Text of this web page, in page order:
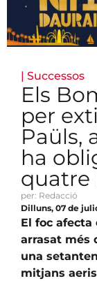
| Successos
Els
per
Paüls,
ha
quatre
per: Redacció
Dilluns, 07 de
El foc afecta
arrasat més
una
mitjans